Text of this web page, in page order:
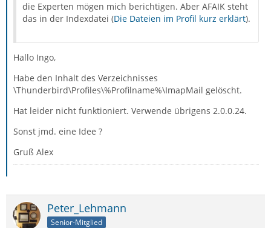
die Experten mögen mich berichtigen. Aber AFAIK steht
das in der Indexdatei (Die Dateien im Profil kurz erklärt).
Hallo Ingo,
Habe den Inhalt des Verzeichnisses
\Thunderbird\Profiles\%Profilname%\ImapMail gelöscht.
Hat leider nicht funktioniert. Verwende übrigens 2.0.0.24.
Sonst jmd. eine Idee ?
Gruß Alex
Peter_Lehmann
Senior-Mitglied